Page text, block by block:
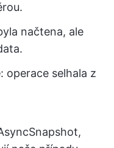
načtena, ale
operace selhala z